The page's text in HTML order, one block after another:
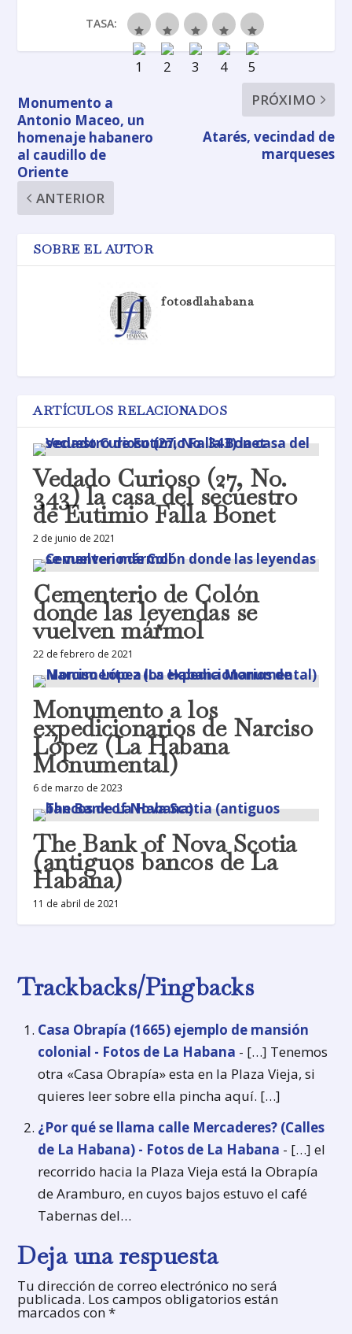
TASA:
Monumento a
Antonio Maceo, un
homenaje habanero
al caudillo de
Oriente
ANTERIOR
PRÓXIMO
Atarés, vecindad de
marqueses
SOBRE EL AUTOR
fotosdlahabana
ARTÍCULOS RELACIONADOS
Vedado Curioso (27, No.
343) la casa del secuestro
de Eutimio Falla Bonet
2 de junio de 2021
Cementerio de Colón
donde las leyendas se
vuelven mármol
22 de febrero de 2021
Monumento a los
expedicionarios de Narciso
López (La Habana
Monumental)
6 de marzo de 2023
The Bank of Nova Scotia
(antiguos bancos de La
Habana)
11 de abril de 2021
Trackbacks/Pingbacks
Casa Obrapía (1665) ejemplo de mansión
colonial - Fotos de La Habana - […] Tenemos
otra «Casa Obrapía» esta en la Plaza Vieja, si
quieres leer sobre ella pincha aquí. […]
¿Por qué se llama calle Mercaderes? (Calles
de La Habana) - Fotos de La Habana - […] el
recorrido hacia la Plaza Vieja está la Obrapía
de Aramburo, en cuyos bajos estuvo el café
Tabernas del…
Deja una respuesta
Tu dirección de correo electrónico no será
publicada. Los campos obligatorios están
marcados con*